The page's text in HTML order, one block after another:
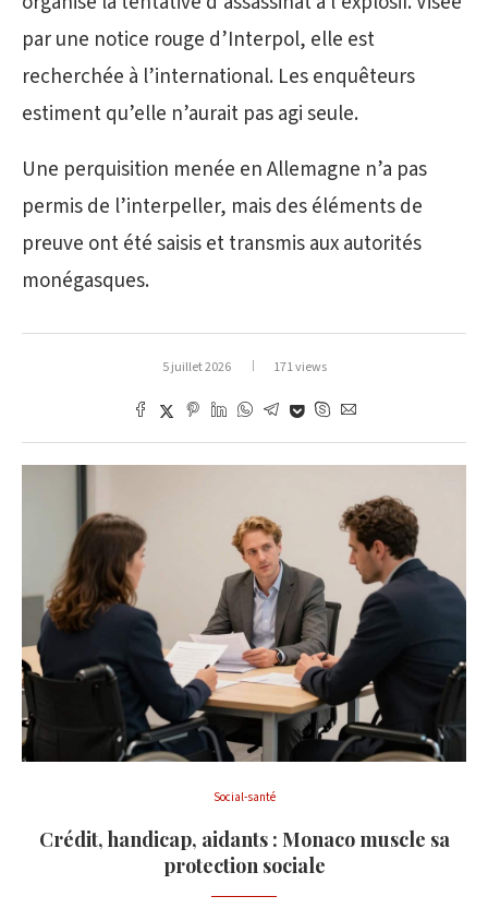
par une notice rouge d’Interpol, elle est
recherchée à l’international. Les enquêteurs
estiment qu’elle n’aurait pas agi seule.
Une perquisition menée en Allemagne n’a pas
permis de l’interpeller, mais des éléments de
preuve ont été saisis et transmis aux autorités
monégasques.
5 juillet 2026 171 views
Social-santé
Crédit, handicap, aidants : Monaco muscle sa
protection sociale